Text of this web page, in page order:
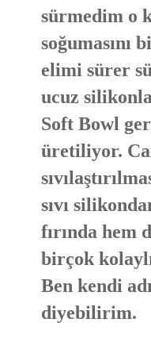
sürmedim o
soğumasını
elimi sürer
ucuz
Soft Bowl
üretiliyor.
sıvı
fırında hem
birçok
Ben kendi
diyebilirim.